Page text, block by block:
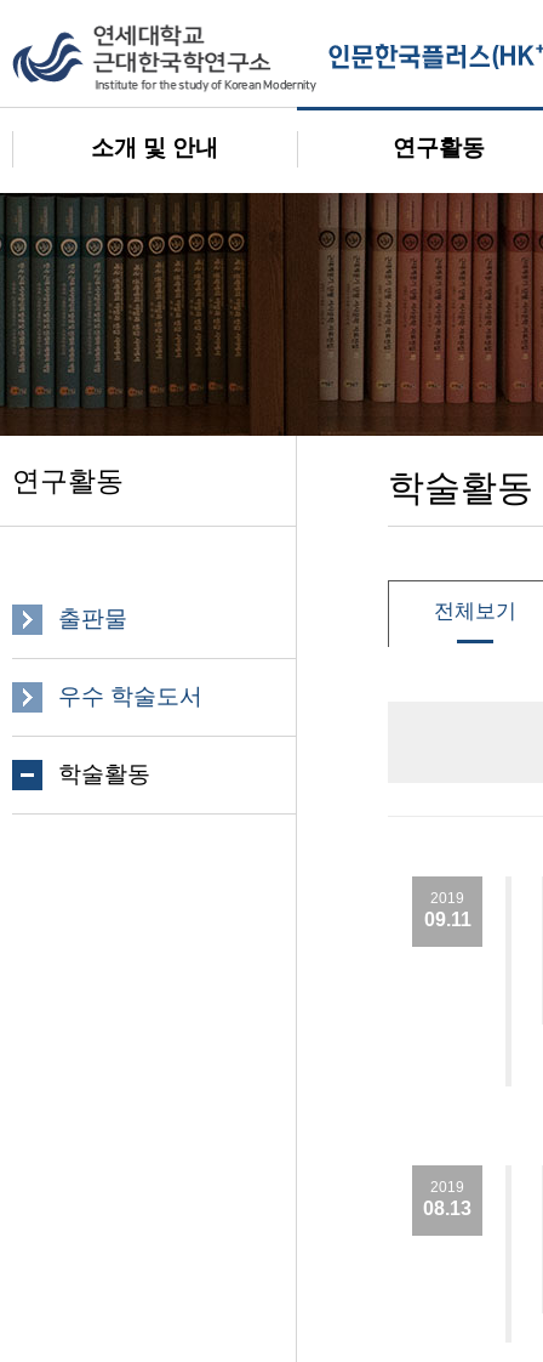
소개 및 안내 연구활동
연구활동
출판물
우수 학술도서
학술활동
학술활동
전체보기
2019
09.11
2019
08.13